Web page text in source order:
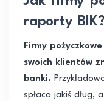
raporty BIK?
Firmy
swoich klientów
banki.
spłaca jakiś dług,